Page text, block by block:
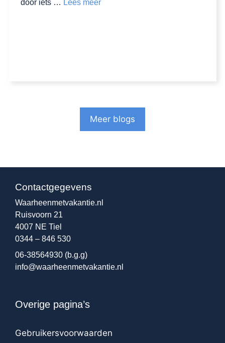
door iets … Lees meer
Meer blogs
Contactgegevens
Waarheenmetvakantie.nl
Ruisvoorn 21
4007 NE Tiel
0344 – 846 530
06-38564930 (b.g.g)
info@waarheenmetvakantie.nl
Overige pagina’s
Gebruikersvoorwaarden